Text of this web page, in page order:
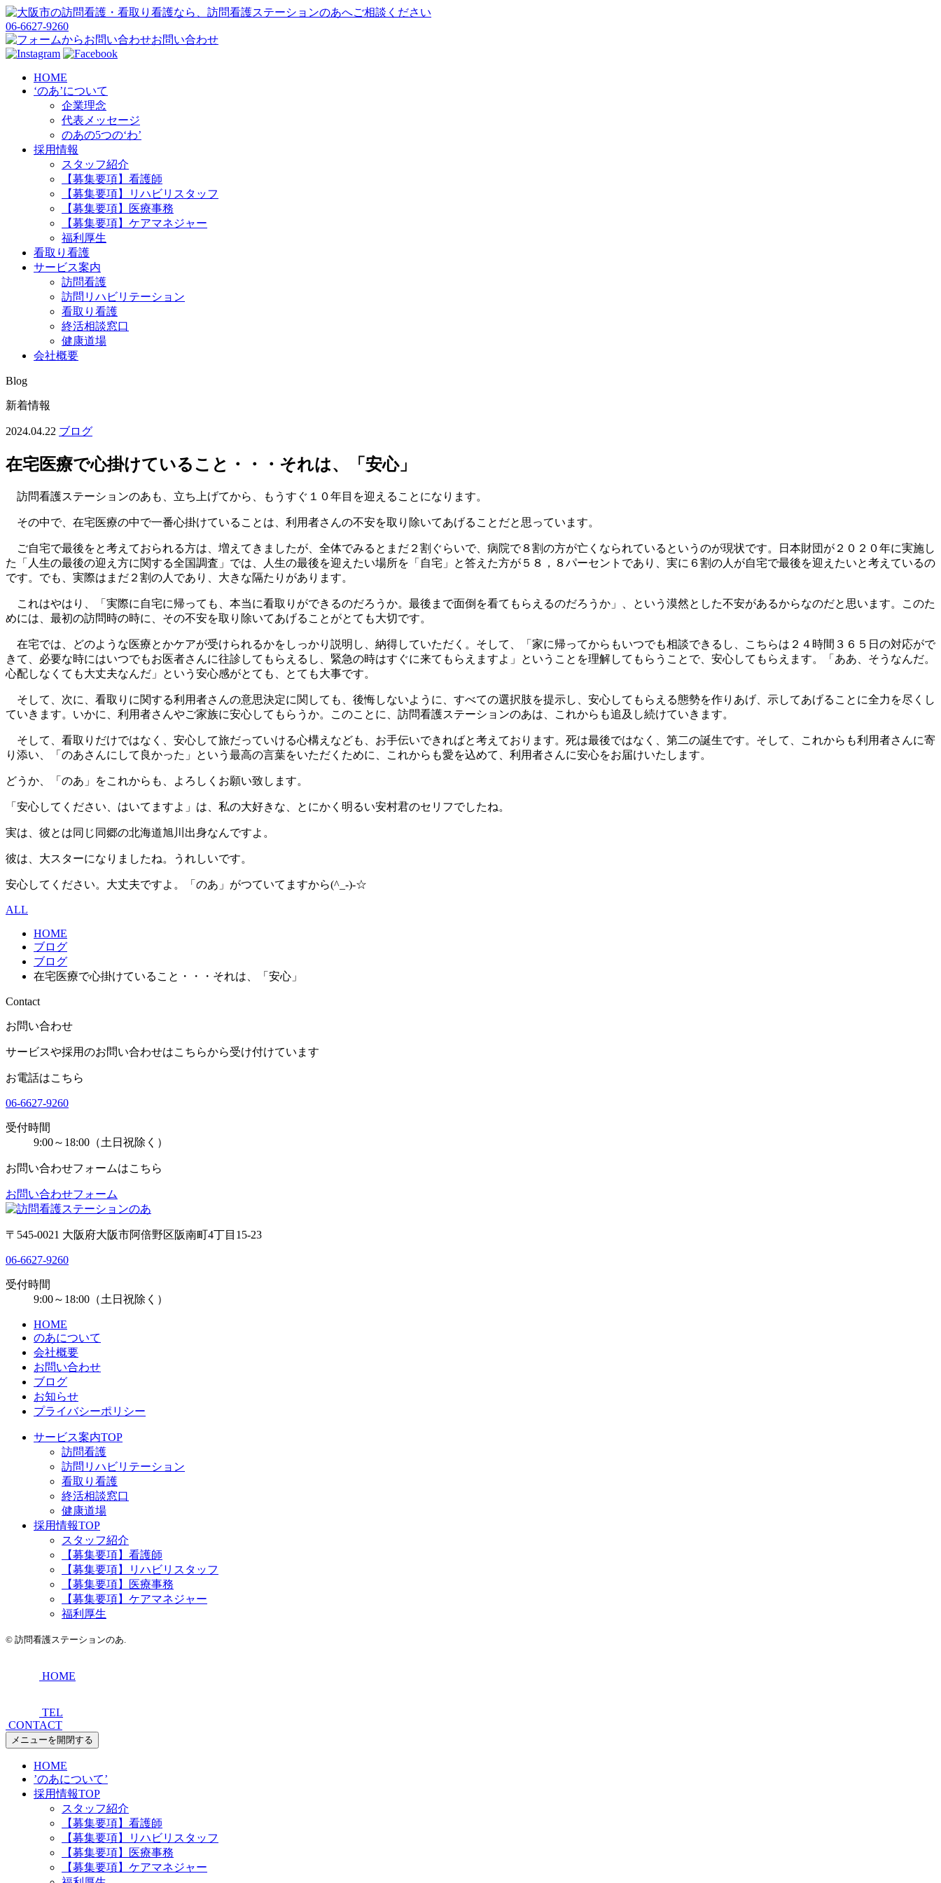
06-6627-9260
お問い合わせ
HOME
‘のあ’について
企業理念
代表メッセージ
のあの5つの‘わ’
採用情報
スタッフ紹介
【募集要項】看護師
【募集要項】リハビリスタッフ
【募集要項】医療事務
【募集要項】ケアマネジャー
福利厚生
看取り看護
サービス案内
訪問看護
訪問リハビリテーション
看取り看護
終活相談窓口
健康道場
会社概要
Blog
新着情報
2024.04.22 ブログ
在宅医療で心掛けていること・・・それは、「安心」
訪問看護ステーションのあも、立ち上げてから、もうすぐ１０年目を迎えることになります。
その中で、在宅医療の中で一番心掛けていることは、利用者さんの不安を取り除いてあげることだと思っています。
ご自宅で最後をと考えておられる方は、増えてきましたが、全体でみるとまだ２割ぐらいで、病院で８割の方が亡くなられているというのが現状です。日本財団が２０２０年に実施し
た「人生の最後の迎え方に関する全国調査」では、人生の最後を迎えたい場所を「自宅」と答えた方が５８，８パーセントであり、実に６割の人が自宅で最後を迎えたいと考えているの
です。でも、実際はまだ２割の人であり、大きな隔たりがあります。
これはやはり、「実際に自宅に帰っても、本当に看取りができるのだろうか。最後まで面倒を看てもらえるのだろうか」、という漠然とした不安があるからなのだと思います。このた
めには、最初の訪問時の時に、その不安を取り除いてあげることがとても大切です。
在宅では、どのような医療とかケアが受けられるかをしっかり説明し、納得していただく。そして、「家に帰ってからもいつでも相談できるし、こちらは２４時間３６５日の対応がで
きて、必要な時にはいつでもお医者さんに往診してもらえるし、緊急の時はすぐに来てもらえますよ」ということを理解してもらうことで、安心してもらえます。「ああ、そうなんだ。
心配しなくても大丈夫なんだ」という安心感がとても、とても大事です。
そして、次に、看取りに関する利用者さんの意思決定に関しても、後悔しないように、すべての選択肢を提示し、安心してもらえる態勢を作りあげ、示してあげることに全力を尽くし
ていきます。いかに、利用者さんやご家族に安心してもらうか。このことに、訪問看護ステーションのあは、これからも追及し続けていきます。
そして、看取りだけではなく、安心して旅だっていける心構えなども、お手伝いできればと考えております。死は最後ではなく、第二の誕生です。そして、これからも利用者さんに寄
り添い、「のあさんにして良かった」という最高の言葉をいただくために、これからも愛を込めて、利用者さんに安心をお届けいたします。
どうか、「のあ」をこれからも、よろしくお願い致します。
「安心してください、はいてますよ」は、私の大好きな、とにかく明るい安村君のセリフでしたね。
実は、彼とは同じ同郷の北海道旭川出身なんですよ。
彼は、大スターになりましたね。うれしいです。
安心してください。大丈夫ですよ。「のあ」がつていてますから(^_-)-☆
ALL
HOME
ブログ
ブログ
在宅医療で心掛けていること・・・それは、「安心」
Contact
お問い合わせ
サービスや採用のお問い合わせはこちらから受け付けています
お電話はこちら
06-6627-9260
受付時間
9:00～18:00（土日祝除く）
お問い合わせフォームはこちら
お問い合わせフォーム
〒545-0021 大阪府大阪市阿倍野区阪南町4丁目15-23
06-6627-9260
受付時間
9:00～18:00（土日祝除く）
HOME
のあについて
会社概要
お問い合わせ
ブログ
お知らせ
プライバシーポリシー
サービス案内TOP
訪問看護
訪問リハビリテーション
看取り看護
終活相談窓口
健康道場
採用情報TOP
スタッフ紹介
【募集要項】看護師
【募集要項】リハビリスタッフ
【募集要項】医療事務
【募集要項】ケアマネジャー
福利厚生
© 訪問看護ステーションのあ.
HOME
TEL
CONTACT
メニューを開閉する
HOME
’のあについて’
採用情報TOP
スタッフ紹介
【募集要項】看護師
【募集要項】リハビリスタッフ
【募集要項】医療事務
【募集要項】ケアマネジャー